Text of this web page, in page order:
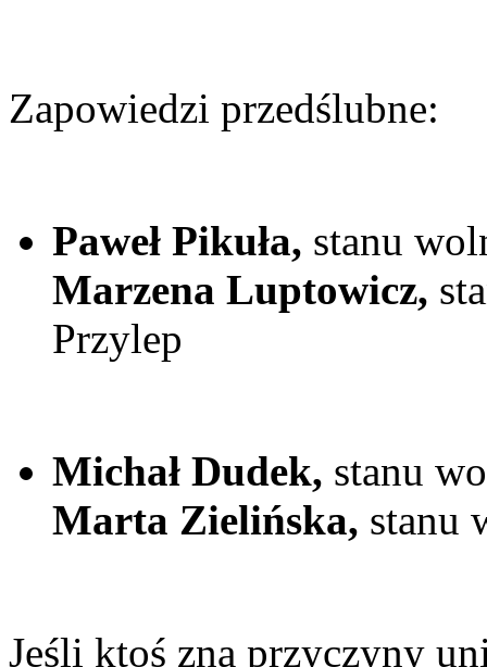
Zapowiedzi przedślubne:
Paweł Pikuła, stanu
Marzena Luptowicz,
Przylep
Michał Dudek, stanu
Marta Zielińska, stanu
Jeśli ktoś zna przyczyny